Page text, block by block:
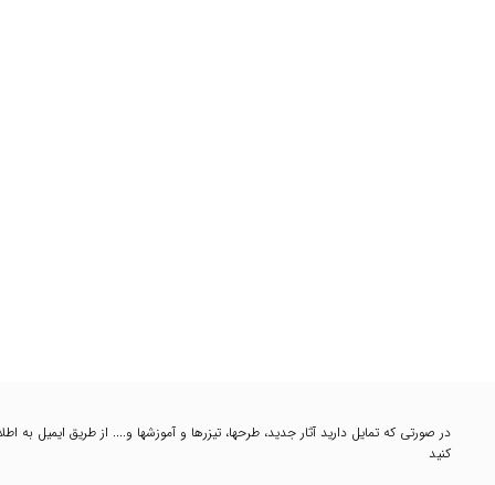
در صورتی که تمایل دارید آثار جدید، طرحها، تیزرها و آموزشها و.... از طریق ایمیل به
کنید